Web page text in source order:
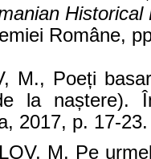
Române,
M., Poeți
la naștere).
2017, p. 17-
M. Pe